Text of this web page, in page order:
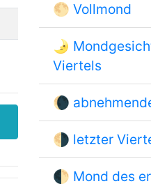
🌕 Vollmond
🌛
Viertels
🌘
🌗 letzter
🌓 Mond des